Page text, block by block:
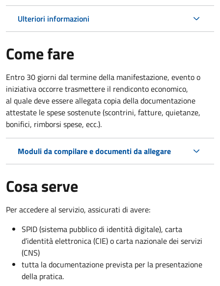
Ulteriori informazioni
Come fare
Entro 30 giorni dal termine della manifestazione, evento o
iniziativa occorre trasmettere il rendiconto economico,
al quale deve essere allegata copia della documentazione
attestate le spese sostenute (scontrini, fatture, quietanze,
bonifici, rimborsi spese, ecc.).
Moduli da compilare e documenti da allegare
Cosa serve
Per accedere al servizio, assicurati di avere:
SPID (sistema pubblico di identità digitale), carta
d’identità elettronica (CIE) o carta nazionale dei servizi
(CNS)
tutta la documentazione prevista per la presentazione
della pratica.